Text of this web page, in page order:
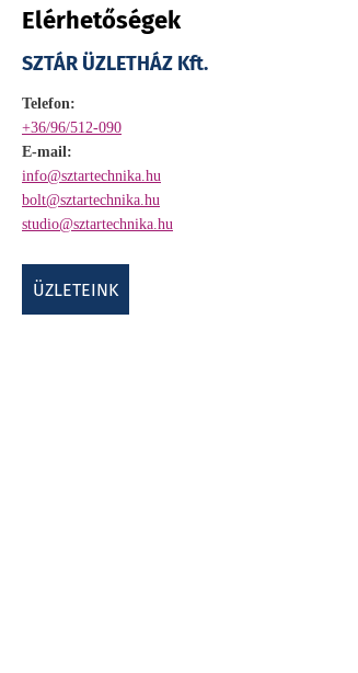
Elérhetőségek
SZTÁR ÜZLETHÁZ Kft.
Telefon:
+36/96/512-090
E-mail:
info@sztartechnika.hu
bolt@sztartechnika.hu
studio@sztartechnika.hu
ÜZLETEINK